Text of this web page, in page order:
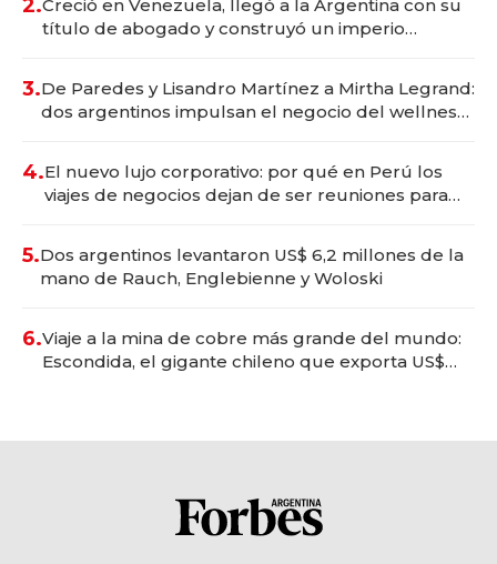
2.Creció en Venezuela, llegó a la Argentina con su
título de abogado y construyó un imperio
3.De Paredes y Lisandro Martínez a Mirtha Legrand:
dos argentinos impulsan el negocio del wellness
4.El nuevo lujo corporativo: por qué en Perú los
viajes de negocios dejan de ser reuniones para
5.Dos argentinos levantaron US$ 6,2 millones de la
mano de Rauch, Englebienne y Woloski
6.Viaje a la mina de cobre más grande del mundo:
Escondida, el gigante chileno que exporta US$